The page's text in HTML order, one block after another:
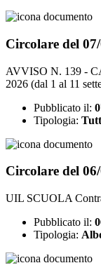
Circolare del
AVVISO N. 139 -
2026 (dal 1 al 11
Pubblicato il:
Tipologia:
Circolare del
UIL SCUOLA
Pubblicato il:
Tipologia: